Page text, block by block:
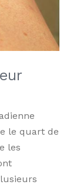
le quart de
les